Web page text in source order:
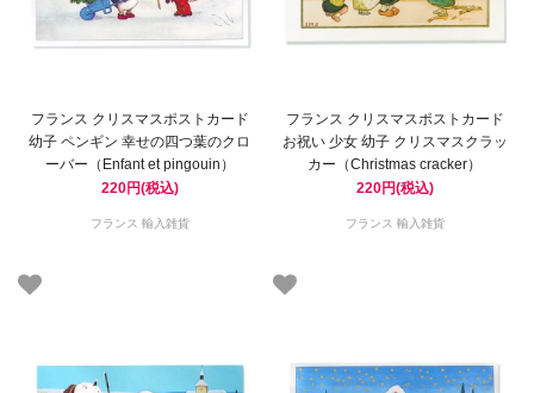
フランス クリスマスポストカード
幼子 ペンギン 幸せの四つ葉のクロ
ーバー（Enfant et pingouin）
220円(税込)
フランス 輸入雑貨
フランス クリスマスポストカード
お祝い 少女 幼子 クリスマスクラッ
カー（Christmas cracker）
220円(税込)
フランス 輸入雑貨